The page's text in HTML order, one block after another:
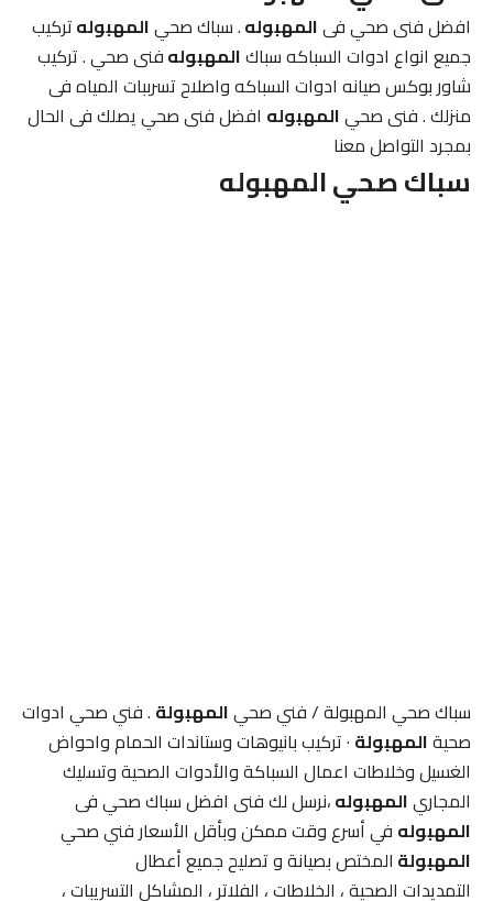
افضل فنى صحي فىالمهبوله. سباك صحيالمهبولهتركيب
جميع انواع ادوات السباكه سباكالمهبولهفنى صحي . تركيب
شاور بوكس صيانه ادوات السباكه واصلاح تسرببات المياه فى
منزلك . فنى صحيالمهبولهافضل فنى صحي يصلك فى الحال
بمجرد التواصل معنا
سباك صحي المهبوله
سباك صحي المهبولة / فني صحيالمهبولة. فني صحي ادوات
صحيةالمهبولة· تركيب بانيوهات وستاندات الحمام واحواض
الغسيل وخلاطات اعمال السباكة والأدوات الصحية وتسليك
المجاريالمهبوله،نرسل لك فنى افضل سباك صحي فى
المهبولهفي أسرع وقت ممكن وبأقل الأسعار فني صحي
المهبولةالمختص بصيانة و تصليح جميع أعطال
التمديدات الصحية ، الخلاطات ، الفلاتر ، المشاكل التسريبات ،